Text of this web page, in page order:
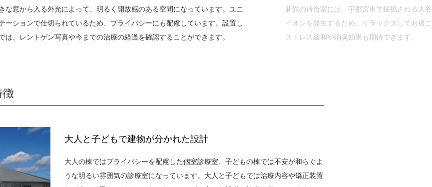
な窓から入る外光によって、明るく開放感のある空間になっています。ユニ
ーションで仕切られているため、プライバシーにも配慮しています。設置し
は、レントゲン写真や今までの治療の経過を確認することができます。
新館の待合室には、宇都宮市で採掘される大
イオンを発生するため、リラックスしてお過
ストレス緩和や消臭効果も期待できます。
大人と子どもで建物が分かれた設計
大人の棟ではプライバシーを配慮した個室診療室、子どもの棟では不安が和らぐよ
うな明るい雰囲気の診療室になっています。大人と子どもでは治療内容や矯正装置